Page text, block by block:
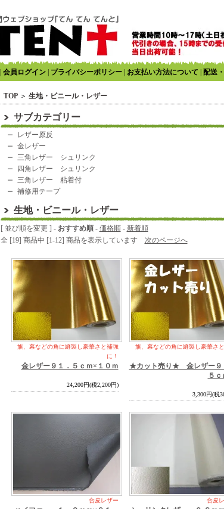
会員ログイン| プライバシーポリシー| お支払い方法について 配送
TOP＞ 生地・ビニール・レザー
サブカテゴリー
レザー原反
金レザー
三角レザー シュリンク
四角レザー シュリンク
三角レザー 粘着付
補修用テープ
生地・ビニール・レザー
[ 並び順を変更 ] - おすすめ順- 価格順- 新着順
全 [19] 商品中 [1-12] 商品を表示しています
次のページへ
旗、幕などの角に縫製し豪華さと補強
に！
金レザー９１．５ｃｍ×１０ｍ
24,200円(税2,200円)
旗、幕などの角に縫製し豪華さ
★カット売り★ 金レザー９
５
3,300円(税
合皮レザー 合皮